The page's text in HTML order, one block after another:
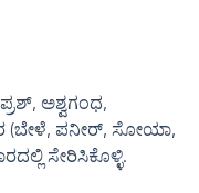
ಅಶ್ವಗಂಧ,
(ಬೇಳೆ, ಪನೀರ್, ಸೋಯಾ,
ಸೇರಿಸಿಕೊಳ್ಳಿ.